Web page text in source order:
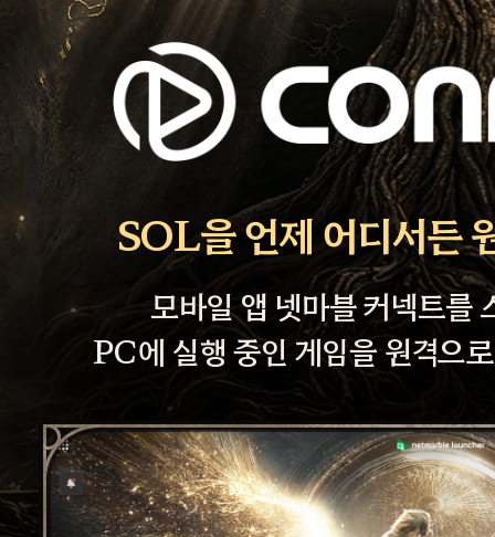
SOL을 언제 어디서든
모바일 앱 넷마블 커넥트를
PC에 실행 중인 게임을 원격으